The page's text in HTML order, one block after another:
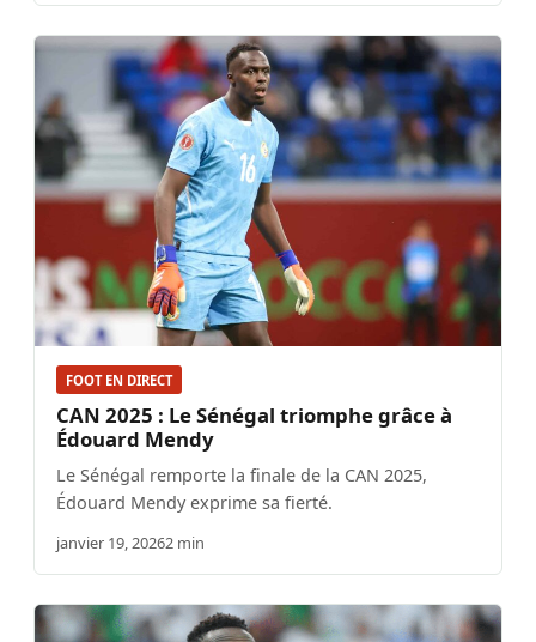
FOOT EN DIRECT
CAN 2025 : Le Sénégal triomphe grâce à
Édouard Mendy
Le Sénégal remporte la finale de la CAN 2025,
Édouard Mendy exprime sa fierté.
janvier 19, 20262 min